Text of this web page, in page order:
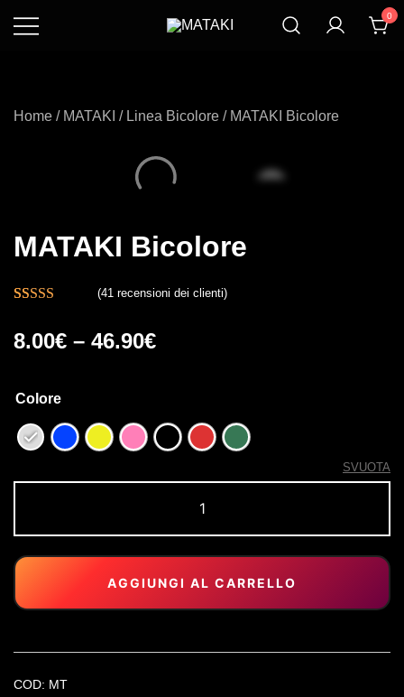
0
Home / MATAKI / Linea Bicolore / MATAKI Bicolore
MATAKI Bicolore
4.93su 5 su
(41recensioni dei clienti)
8.00€ – 46.90€
Colore
SVUOTA
Bicolore
quantità
AGGIUNGI AL CARRELLO
COD: MT